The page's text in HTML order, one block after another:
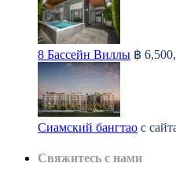
8 Бассейн Виллы ฿
Сиамский бангтао с
Свяжитесь с нами